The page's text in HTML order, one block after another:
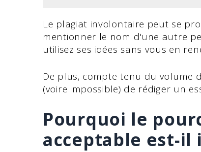
Le plagiat involontaire peut se
mentionner le nom d'une autre
utilisez ses idées sans vous en
De plus, compte tenu du volume
(voire impossible) de rédiger un
Pourquoi le
acceptable est-il